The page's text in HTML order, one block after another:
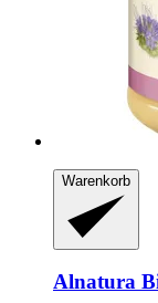
Warenkorb
Alnatura